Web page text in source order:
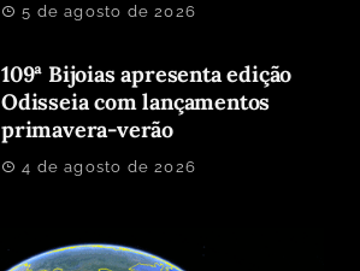
5 de agosto de 2026
109ª Bijoias apresenta edição
Odisseia com lançamentos
primavera-verão
4 de agosto de 2026